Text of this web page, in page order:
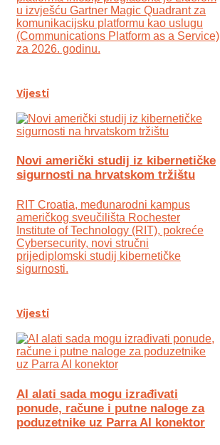
u izvješću Gartner Magic Quadrant za
komunikacijsku platformu kao uslugu
(Communications Platform as a Service)
za 2026. godinu.
Vijesti
Novi američki studij iz kibernetičke
sigurnosti na hrvatskom tržištu
RIT Croatia, međunarodni kampus
američkog sveučilišta Rochester
Institute of Technology (RIT), pokreće
Cybersecurity, novi stručni
prijediplomski studij kibernetičke
sigurnosti.
Vijesti
AI alati sada mogu izrađivati
ponude, račune i putne naloge za
poduzetnike uz Parra AI konektor